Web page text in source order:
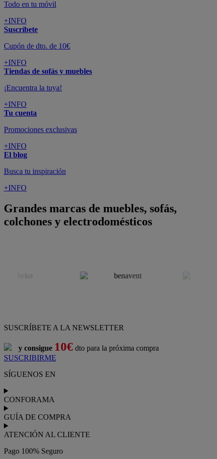
Todo en tu móvil
+INFO
Suscríbete
Cupón de dto. de 10€
+INFO
Tiendas de sofás y muebles
¡Encuentra la tuya!
+INFO
Tu cuenta
Promociones exclusivas
+INFO
El blog
Busca tu inspiración
+INFO
Grandes marcas de muebles, sofás,
colchones y electrodomésticos
SUSCRÍBETE A LA NEWSLETTER
y consigue 10€ dto para la próxima compra
SUSCRIBIRME
SÍGUENOS EN
CONFORAMA
GUÍA DE COMPRA
ATENCIÓN AL CLIENTE
Pago 100% Seguro